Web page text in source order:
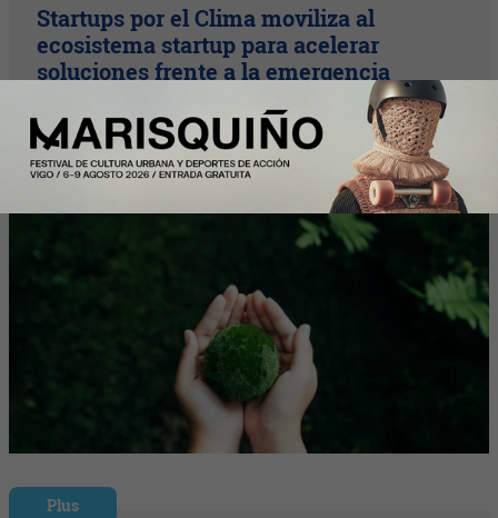
Startups por el Clima moviliza al
ecosistema startup para acelerar
soluciones frente a la emergencia
Plus